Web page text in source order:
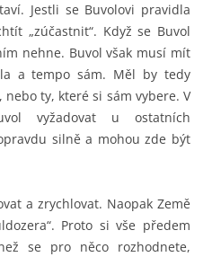
Jestli se Buvolovi pravidla
„zúčastnit“. Když se Buvol
nehne. Buvol však musí mít
a tempo sám. Měl by tedy
ty, které si sám vybere. V
vyžadovat u ostatních
silně a mohou zde být
a zrychlovat. Naopak Země
Proto si vše předem
se pro něco rozhodnete,